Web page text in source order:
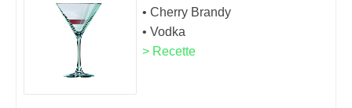
• Cherry Brandy
• Vodka
> Recette